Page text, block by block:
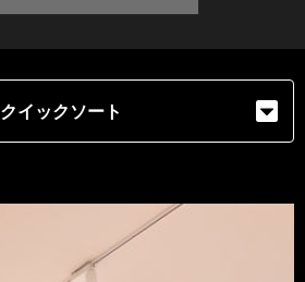
クイックソート